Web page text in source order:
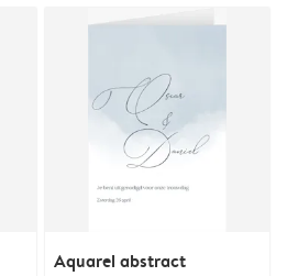
Aquarel abstract